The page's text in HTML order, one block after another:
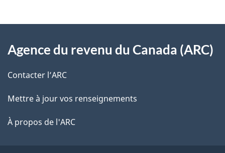
d
u
d
o
l
s
l
a
o
t
r
e
é
t
propos
de
ce
site
Agence du revenu du Canada (ARC)
Contacter l’ARC
Mettre à jour vos renseignements
À propos de l'ARC